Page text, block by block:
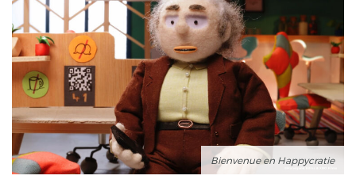
Bienvenue en Happycratie